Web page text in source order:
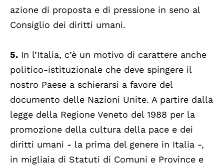
azione di proposta e di pressione in seno al
Consiglio dei diritti umani.
5. In l’Italia, c’è un motivo di carattere anche
politico-istituzionale che deve spingere il
nostro Paese a schierarsi a favore del
documento delle Nazioni Unite. A partire dalla
legge della Regione Veneto del 1988 per la
promozione della cultura della pace e dei
diritti umani - la prima del genere in Italia -,
in migliaia di Statuti di Comuni e Province e